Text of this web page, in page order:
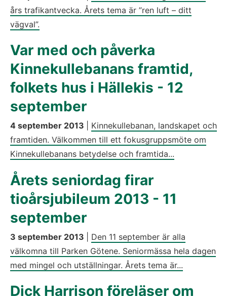
års trafikantvecka. Årets tema är ”ren luft – ditt
vägval”.
Var med och påverka
Kinnekullebanans framtid,
folkets hus i Hällekis - 12
september
4 september 2013
Kinnekullebanan, landskapet och
framtiden. Välkommen till ett fokusgruppsmöte om
Kinnekullebanans betydelse och framtida...
Årets seniordag firar
tioårsjubileum 2013 - 11
september
3 september 2013
Den 11 september är alla
välkomna till Parken Götene. Seniormässa hela dagen
med mingel och utställningar. Årets tema är...
Dick Harrison föreläser om